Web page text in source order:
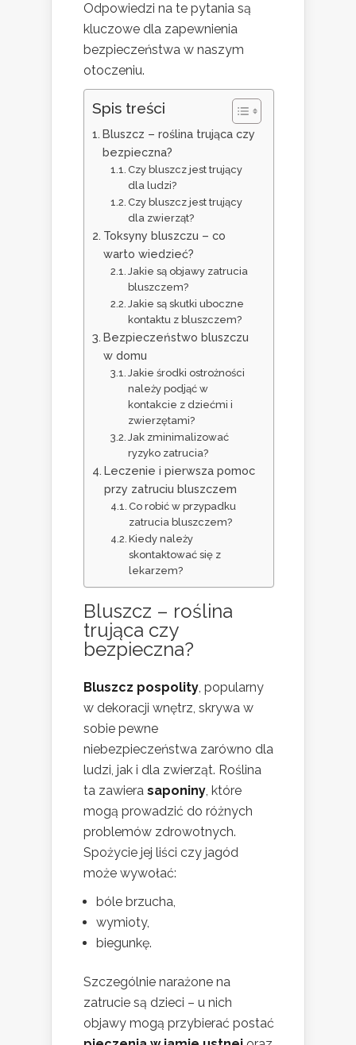
Odpowiedzi na te pytania są
kluczowe dla zapewnienia
bezpieczeństwa w naszym
otoczeniu.
Spis treści
Bluszcz – roślina trująca czy
bezpieczna?
Czy bluszcz jest trujący
dla ludzi?
Czy bluszcz jest trujący
dla zwierząt?
Toksyny bluszczu – co
warto wiedzieć?
Jakie są objawy zatrucia
bluszczem?
Jakie są skutki uboczne
kontaktu z bluszczem?
Bezpieczeństwo bluszczu
w domu
Jakie środki ostrożności
należy podjąć w
kontakcie z dziećmi i
zwierzętami?
Jak zminimalizować
ryzyko zatrucia?
Leczenie i pierwsza pomoc
przy zatruciu bluszczem
Co robić w przypadku
zatrucia bluszczem?
Kiedy należy
skontaktować się z
lekarzem?
Bluszcz – roślina
trująca czy
bezpieczna?
Bluszcz pospolity, popularny
w dekoracji wnętrz, skrywa w
sobie pewne
niebezpieczeństwa zarówno dla
ludzi, jak i dla zwierząt. Roślina
ta zawiera saponiny, które
mogą prowadzić do różnych
problemów zdrowotnych.
Spożycie jej liści czy jagód
może wywołać:
bóle brzucha,
wymioty,
biegunkę.
Szczególnie narażone na
zatrucie są dzieci – u nich
objawy mogą przybierać postać